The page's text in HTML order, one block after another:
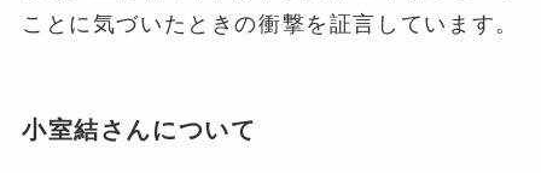
ことに気づいたときの衝撃を証言しています。
小室結さんについて